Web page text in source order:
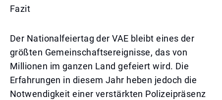
Fazit
Der Nationalfeiertag der VAE bleibt eines der
größten Gemeinschaftsereignisse, das von
Millionen im ganzen Land gefeiert wird. Die
Erfahrungen in diesem Jahr heben jedoch die
Notwendigkeit einer verstärkten Polizeipräsenz